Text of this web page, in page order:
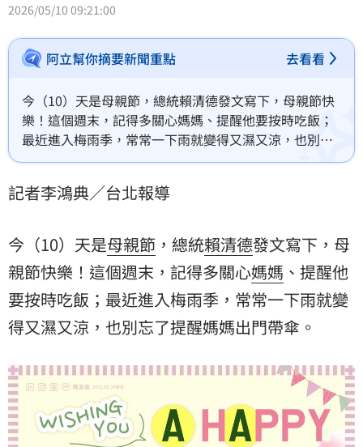
2026/05/10 09:21:00
阿立幫你摘要新聞重點 去看看
今（10）天是母親節，總統賴清德發文寫下，母親節快
樂！這個週末，記得多關心媽媽、提醒他要按時吃飯；
最近進入梅雨季，常常一下雨就變得又濕又涼，也別忘
了提醒媽媽出門帶傘。
記者李鴻典／台北報導
今（10）天是母親節 ，總統賴清德發文寫下，母
親節快樂！這個週末，記得多關心媽媽 、提醒他
要按時吃飯；最近進入梅雨季，常常一下雨就變
得又濕又涼，也別忘了提醒媽媽出門帶傘。